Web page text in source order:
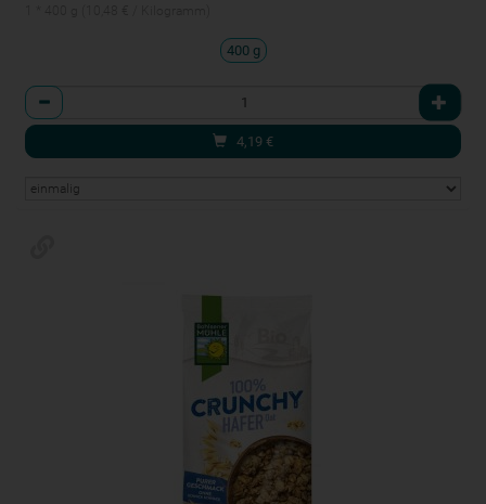
400 g
Anzahl
4,19 €